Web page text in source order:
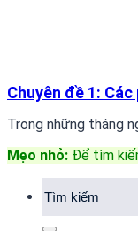
Chuyên đề 1:
Trong những tháng
Mẹo nhỏ: Để tìm